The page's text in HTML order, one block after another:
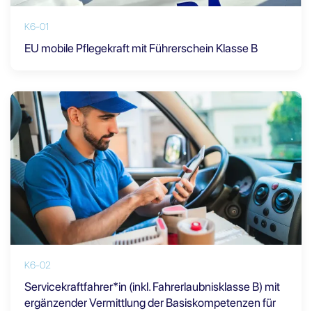
K6-01
EU mobile Pflegekraft mit Führerschein Klasse B
K6-02
Servicekraftfahrer*in (inkl. Fahrerlaubnisklasse B) mit
ergänzender Vermittlung der Basiskompetenzen für